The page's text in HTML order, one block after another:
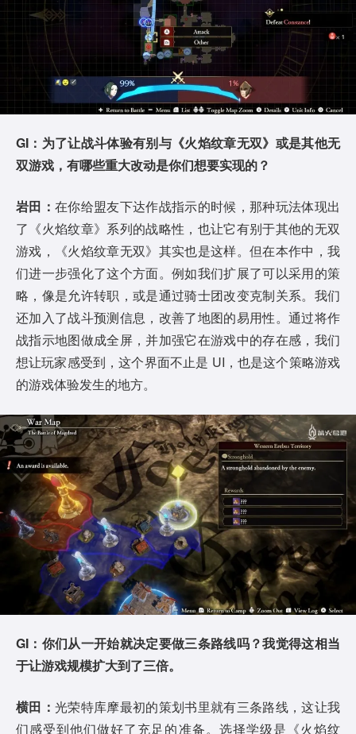
GI：为了让战斗体验有别与《火焰纹章无双》或是其他无
双游戏，有哪些重大改动是你们想要实现的？
岩田： 在你给盟友下达作战指示的时候，那种玩法体现出
了《火焰纹章》系列的战略性，也让它有别于其他的无双
游戏，《火焰纹章无双》其实也是这样。但在本作中，我
们进一步强化了这个方面。例如我们扩展了可以采用的策
略，像是允许转职，或是通过骑士团改变克制关系。我们
还加入了战斗预测信息，改善了地图的易用性。通过将作
战指示地图做成全屏，并加强它在游戏中的存在感，我们
想让玩家感受到，这个界面不止是 UI，也是这个策略游戏
的游戏体验发生的地方。
GI：你们从一开始就决定要做三条路线吗？我觉得这相当
于让游戏规模扩大到了三倍。
横田： 光荣特库摩最初的策划书里就有三条路线，这让我
们感受到他们做好了充足的准备。选择学级是《火焰纹